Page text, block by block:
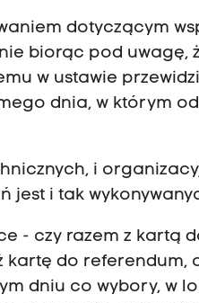
dotyczącym
biorąc pod uwagę,
w ustawie
dnia, w którym
i
jest i tak
- czy razem z kartą
do referendum,
dniu co wybory, w